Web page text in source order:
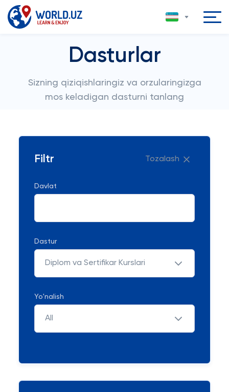
Dasturlar
Sizning qiziqishlaringiz va orzularingizga
mos keladigan dasturni tanlang
Filtr Tozalash
Davlat
Dastur
Diplom va Sertifikar Kurslari
Yo'nalish
All